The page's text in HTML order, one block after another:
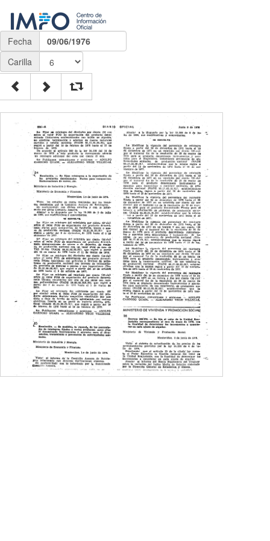
Fecha
09/06/1976
Carilla